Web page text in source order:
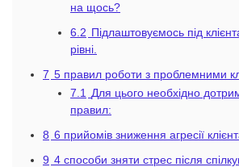
на щось?
6.2 Підлаштовуємось під
рівні.
7 5 правил роботи з проблемними
7.1
Для цього необхідно
правил:
8 6 прийомів зниження агресії
9 4 способи зняти стрес після